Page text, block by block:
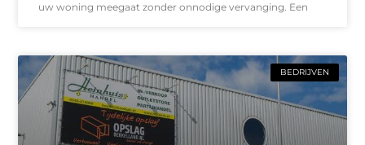
uw woning meegaat zonder onnodige vervanging. Een
BEDRIJVEN